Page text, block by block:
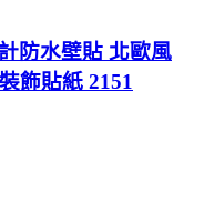
防水壁貼 北歐風
飾貼紙 2151